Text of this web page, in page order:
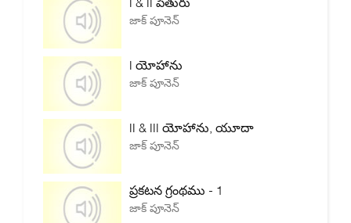
జాక్ పూనెన్
I యోహాను
జాక్ పూనెన్
II & III యోహాను, యూదా
జాక్ పూనెన్
ప్రకటన గ్రంథము - 1
జాక్ పూనెన్